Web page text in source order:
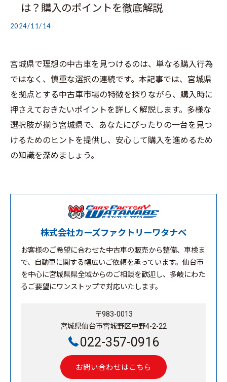
は？購入のポイントを徹底解説
2024/11/14
宮城県で理想の中古車を見つけるのは、単なる購入行為
ではなく、慎重な選択の連続です。本記事では、宮城県
を拠点とする中古車市場の特徴を探りながら、購入時に
押さえておきたいポイントを詳しく解説します。多様な
選択肢が揃う宮城県で、あなたにぴったりの一台を見つ
けるためのヒントを提供し、安心して購入を進めるため
の知識を深めましょう。
株式会社カーズファクトリーワタナベ
お客様のご希望に合わせた中古車の販売から整備、車検ま
で、自動車に関する幅広いご依頼を承っています。仙台市
を中心に宮城県県全域からのご相談を歓迎し、多岐にわた
るご要望にワンストップで対応いたします。
〒983-0013
宮城県仙台市宮城野区中野4-2-22
022-357-0916
お問い合わせはこちら